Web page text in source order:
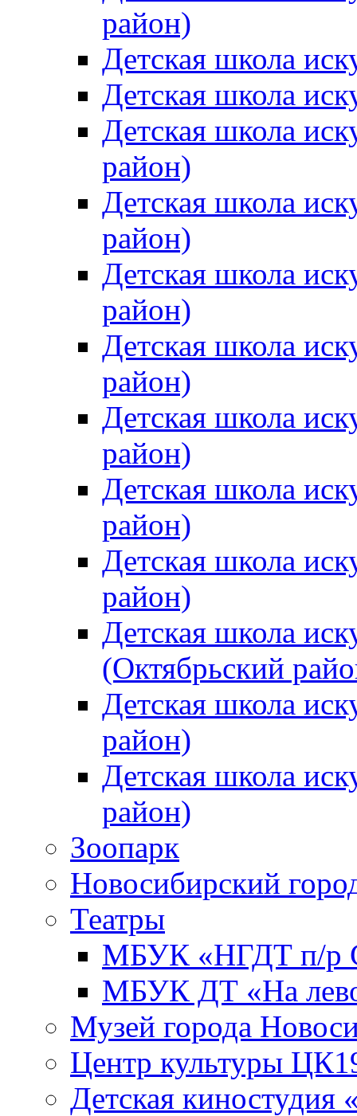
район)
Детская школа
Детская школа
Детская школа
район)
Детская школа
район)
Детская школа
район)
Детская школа
район)
Детская школа
район)
Детская школа
район)
Детская школа
район)
Детская школа
(Октябрьский
Детская школа
район)
Детская школа
район)
Зоопарк
Новосибирский
Театры
МБУК «НГДТ п/р
МБУК ДТ «На
Музей города
Центр культуры
Детская киностудия